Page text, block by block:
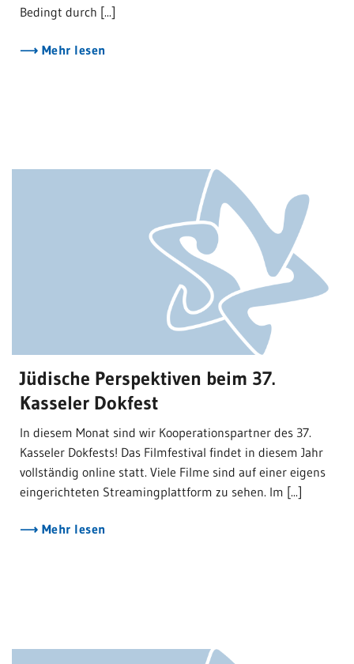
Bedingt durch [...]
Mehr lesen
Jüdische Perspektiven beim 37.
Kasseler Dokfest
In diesem Monat sind wir Kooperationspartner des 37.
Kasseler Dokfests! Das Filmfestival findet in diesem Jahr
vollständig online statt. Viele Filme sind auf einer eigens
eingerichteten Streamingplattform zu sehen. Im [...]
Mehr lesen